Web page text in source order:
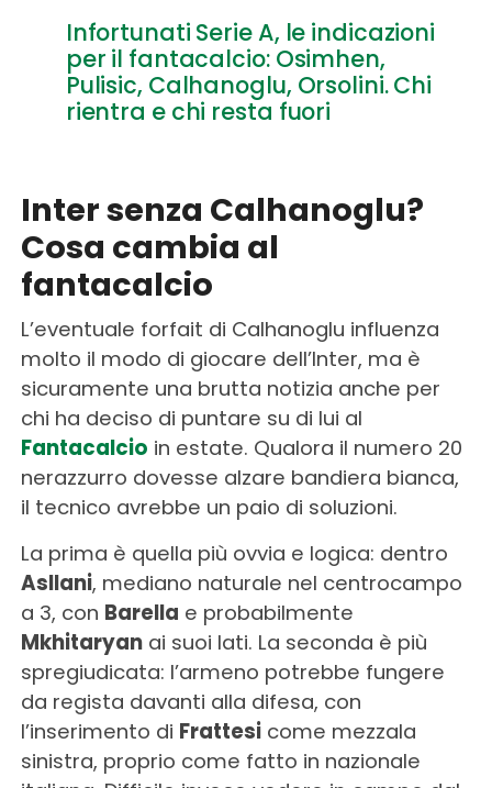
Infortunati Serie A, le indicazioni
per il fantacalcio: Osimhen,
Pulisic, Calhanoglu, Orsolini. Chi
rientra e chi resta fuori
Inter senza Calhanoglu?
Cosa cambia al
fantacalcio
L’eventuale forfait di Calhanoglu influenza
molto il modo di giocare dell’Inter, ma è
sicuramente una brutta notizia anche per
chi ha deciso di puntare su di lui al
Fantacalcio in estate. Qualora il numero 20
nerazzurro dovesse alzare bandiera bianca,
il tecnico avrebbe un paio di soluzioni.
La prima è quella più ovvia e logica: dentro
Asllani, mediano naturale nel centrocampo
a 3, con Barella e probabilmente
Mkhitaryanai suoi lati. La seconda è più
spregiudicata: l’armeno potrebbe fungere
da regista davanti alla difesa, con
l’inserimento di Frattesicome mezzala
sinistra, proprio come fatto in nazionale